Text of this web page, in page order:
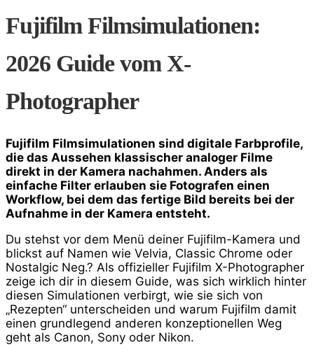
Fujifilm Filmsimulationen:
2026 Guide vom X-
Photographer
Fujifilm Filmsimulationen sind digitale Farbprofile,
die das Aussehen klassischer analoger Filme
direkt in der Kamera nachahmen. Anders als
einfache Filter erlauben sie Fotografen einen
Workflow, bei dem das fertige Bild bereits bei der
Aufnahme in der Kamera entsteht.
Du stehst vor dem Menü deiner Fujifilm-Kamera und
blickst auf Namen wie Velvia, Classic Chrome oder
Nostalgic Neg.? Als offizieller Fujifilm X-Photographer
zeige ich dir in diesem Guide, was sich wirklich hinter
diesen Simulationen verbirgt, wie sie sich von
„Rezepten“ unterscheiden und warum Fujifilm damit
einen grundlegend anderen konzeptionellen Weg
geht als Canon, Sony oder Nikon.